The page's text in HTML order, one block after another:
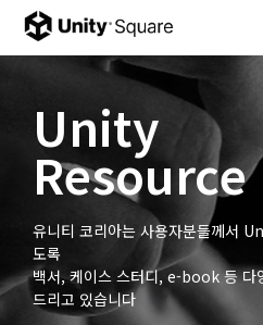
Unity
Resource
유니티 코리아는 사용자분들께서
도록
백서, 케이스 스터디, e-book 등 다
드리고 있습니다